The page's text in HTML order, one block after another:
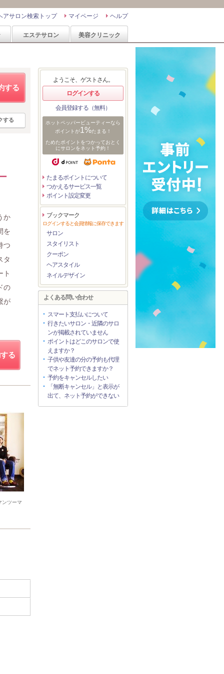
ヘルプ
マイページ
アサロン検索トップ
エステサロン 美容クリニック
する
する
か
を
つ
タ
ト
の
が
る
ンツーマ
ようこそ、ゲストさん。
ログインする
会員登録する（無料）
ホットペッパービューティーなら
ポイントが1%たまる！
ためたポイントをつかっておとく
にサロンをネット予約！
たまるポイントについて
つかえるサービス一覧
ポイント設定変更
ブックマーク
ログインすると会員情報に保存できます
サロン
スタイリスト
クーポン
ヘアスタイル
ネイルデザイン
よくある問い合わせ
スマート支払いについて
行きたいサロン・近隣のサロ
ンが掲載されていません
ポイントはどこのサロンで使
えますか？
子供や友達の分の予約も代理
でネット予約できますか？
予約をキャンセルしたい
「無断キャンセル」と表示が
出て、ネット予約ができない